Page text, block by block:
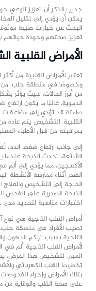
جدير بالذكر أن تعزيز الوعي
يمكن أن يؤدي إلى تقليل
البحث عن خيارات طبية موثوقة
تعزيز صحتهم وجودة حياتهم
الأمراض القلبية
تعتبر الأمراض القلبية من
وخصوصًا في منطقة حلب. من
من أبرز الحالات، حيث يؤثر
الدموية. غالبًا ما يكون
صامتة قد تؤدي إلى مضاعفات
القلبية. التشخيص يتم عادة
بمراقبته من قبل الأطباء
إلى جانب ارتفاع ضغط الدم،
الشائعة. تحدث الذبحة عندما
الأكسجين، مما يؤدي إلى
الصدر أثناء ممارسة الأنشطة
الحاجة إلى التشخيص
الذبحة الصدرية على الفحص
اختبارات مناسبة لتحديد مدى
أمراض القلب التاجية هي نوع
تصيب الأفراد في منطقة حلب.
التاجية بسبب تراكم الدهون
لأمراض القلب التاجية ألم
المبرر. لتشخيص هذا المرض،
تخطيط القلب الكهربائي
بتلك الأمراض وإجراء
على صحة القلب والوقاية من